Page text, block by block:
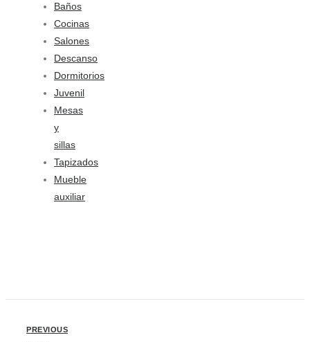
Baños
Cocinas
Salones
Descanso
Dormitorios
Juvenil
Mesas
y
sillas
Tapizados
Mueble
auxiliar
PREVIOUS